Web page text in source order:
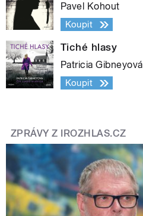
Pavel Kohout
Koupit
Tiché hlasy
Patricia Gibneyová
Koupit
ZPRÁVY Z IROZHLAS.CZ